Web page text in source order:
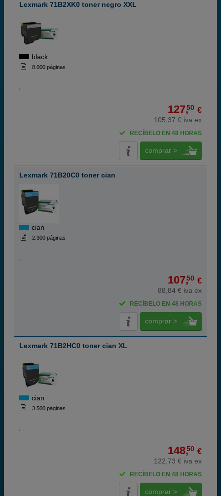
Lexmark 71B2XK0 toner negro XXL
black
8.000 páginas
127,50 €
105,37 € iva ex
RECÍBELO EN 48 HORAS
comprar >
Lexmark 71B20C0 toner cian
cian
2.300 páginas
107,50 €
88,84 € iva ex
RECÍBELO EN 48 HORAS
comprar >
Lexmark 71B2HC0 toner cian XL
cian
3.500 páginas
148,50 €
122,73 € iva ex
RECÍBELO EN 48 HORAS
comprar >